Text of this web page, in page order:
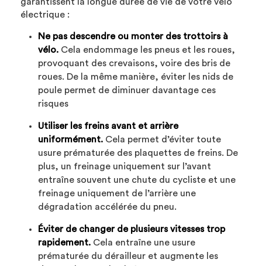
garantissent la longue durée de vie de votre vélo
électrique :
Ne pas descendre ou monter des trottoirs à
vélo. Cela endommage les pneus et les roues,
provoquant des crevaisons, voire des bris de
roues. De la même manière, éviter les nids de
poule permet de diminuer davantage ces
risques
Utiliser les freins avant et arrière
uniformément. Cela permet d’éviter toute
usure prématurée des plaquettes de freins. De
plus, un freinage uniquement sur l’avant
entraîne souvent une chute du cycliste et une
freinage uniquement de l’arrière une
dégradation accélérée du pneu.
Éviter de changer de plusieurs vitesses trop
rapidement. Cela entraîne une usure
prématurée du dérailleur et augmente les